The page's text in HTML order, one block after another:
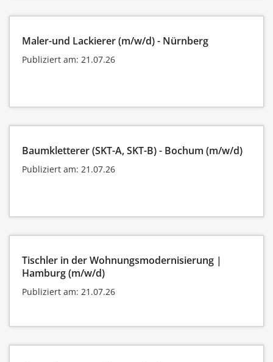
Maler-und Lackierer (m/w/d) - Nürnberg
Publiziert am: 21.07.26
Baumkletterer (SKT-A, SKT-B) - Bochum (m/w/d)
Publiziert am: 21.07.26
Tischler in der Wohnungsmodernisierung |
Hamburg (m/w/d)
Publiziert am: 21.07.26